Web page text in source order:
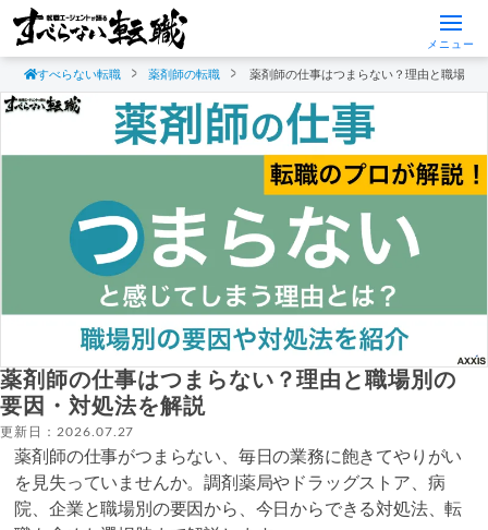
メニュー
すべらない転職 薬剤師の転職 薬剤師の仕事はつまらない？理由と職場別
薬剤師の仕事はつまらない？理由と職場別の
要因・対処法を解説
更新日：2026.07.27
薬剤師の仕事がつまらない、毎日の業務に飽きてやりがい
を見失っていませんか。調剤薬局やドラッグストア、病
院、企業と職場別の要因から、今日からできる対処法、転